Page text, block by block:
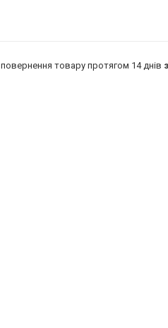
повернення товару протягом 14 днів